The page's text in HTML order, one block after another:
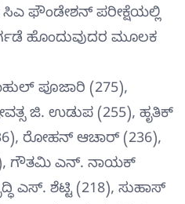
ಫೌಂಡೇಶನ್ ಪರೀಕ್ಷೆಯಲ್ಲಿ
ಹೊಂದುವುದರ ಮೂಲಕ
ಪೂಜಾರಿ (275),
ಜಿ. ಉಡುಪ (255), ಹೃತಿಕ್‌
ರೋಹನ್‌ ಆಚಾರ್‌ (236),
ಗೌತಮಿ ಎನ್.‌ ನಾಯಕ್‌
ಎಸ್.‌ ಶೆಟ್ಟಿ (218), ಸುಹಾಸ್‌